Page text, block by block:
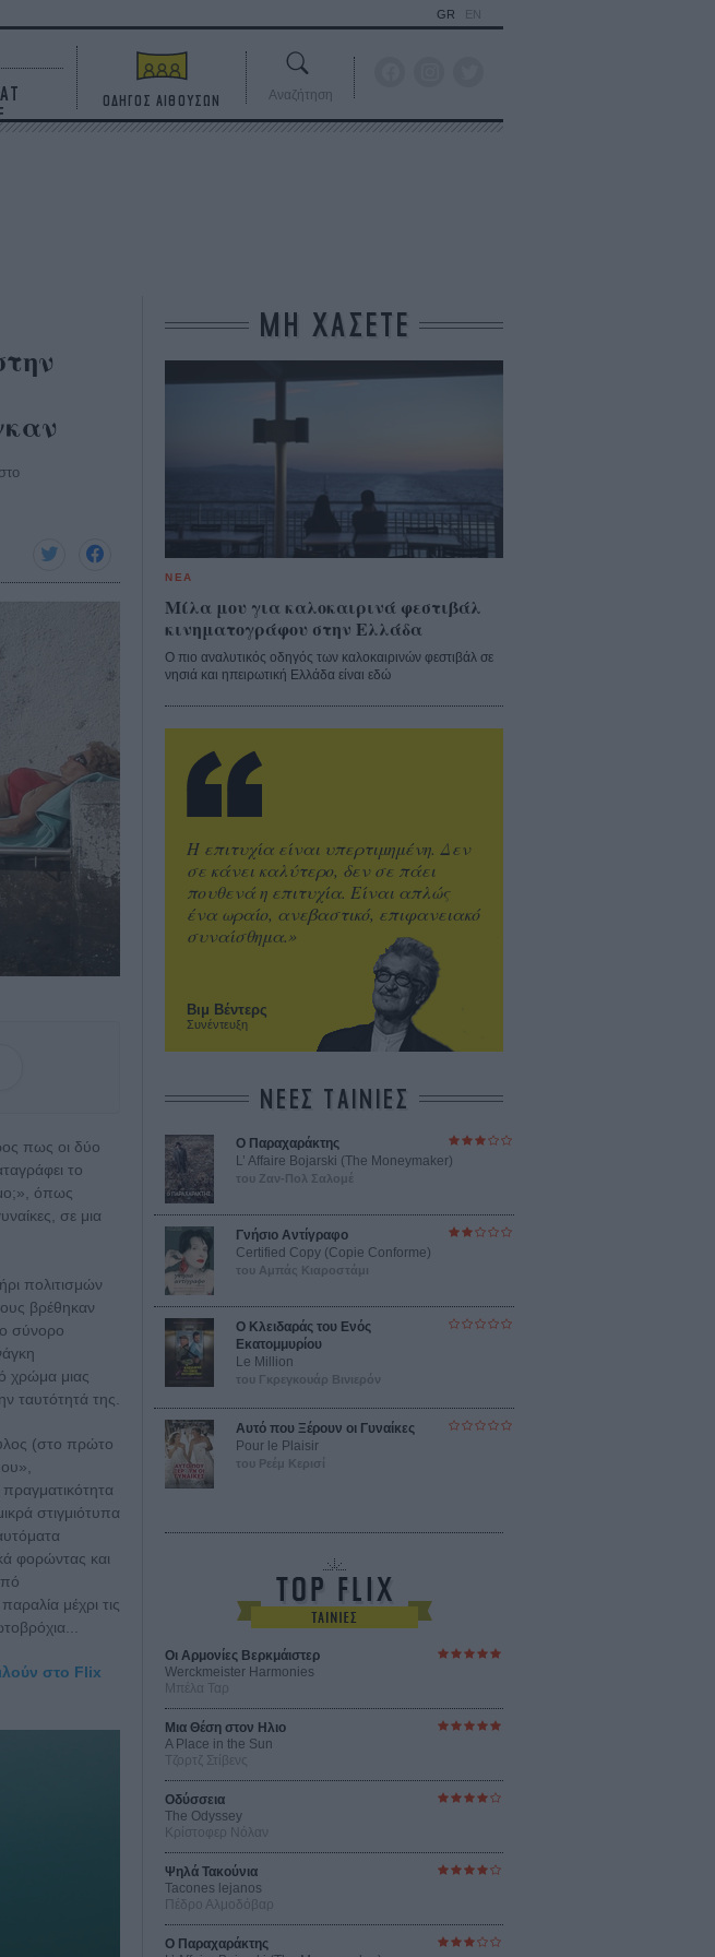
GR EN
ΟΔΗΓΟΣ ΑΙΘΟΥΣΩΝ Αναζήτηση
πως οι δύο
το
όπως
σε μια
πολιτισμών
βρέθηκαν
σύνορο
χρώμα μιας
ταυτότητά της.
(στο πρώτο
στιγμιότυπα
φορώντας και
μέχρι τις
στο Flix
ΜΗ ΧΑΣΕΤΕ
ΝΕΑ
Μίλα μου για καλοκαιρινά φεστιβάλ
κινηματογράφου στην Ελλάδα
Ο πιο αναλυτικός οδηγός των καλοκαιρινών φεστιβάλ σε
νησιά και ηπειρωτική Ελλάδα είναι εδώ
Βιμ Βέντερς
Συνέντευξη
Η επιτυχία είναι υπερτιμημένη. Δεν
σε κάνει καλύτερο, δεν σε πάει
πουθενά η επιτυχία. Είναι απλώς
ένα ωραίο, ανεβαστικό, επιφανειακό
συναίσθημα.»
ΝΕΕΣ ΤΑΙΝΙΕΣ
Ο Παραχαράκτης
L’ Affaire Bojarski (The Moneymaker)
του Ζαν-Πολ Σαλομέ
Γνήσιο Αντίγραφο
Certified Copy (Copie Conforme)
του Αμπάς Κιαροστάμι
Ο Κλειδαράς του Ενός
Εκατομμυρίου
Le Million
του Γκρεγκουάρ Βινιερόν
Αυτό που Ξέρουν οι Γυναίκες
Pour le Plaisir
του Ρεέμ Κερισί
Οι Αρμονίες Βερκμάιστερ
Werckmeister Harmonies
Μπέλα Ταρ
Μια Θέση στον Ηλιο
A Place in the Sun
Τζορτζ Στίβενς
Οδύσσεια
The Odyssey
Κρίστοφερ Νόλαν
Ψηλά Τακούνια
Tacones lejanos
Πέδρο Αλμοδόβαρ
Ο Παραχαράκτης